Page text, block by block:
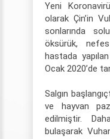
Yeni
olarak Çin’in
sonlarında
öksürük,
hastada
Ocak 2020’de
Salgın
ve hayvan
edilmiştir.
bulaşarak